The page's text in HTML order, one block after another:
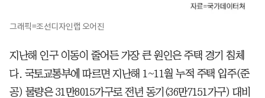
그래픽=조선디자인랩 오어진
지난해 인구 이동이 줄어든 가장 큰 원인은 주택 경기 침체
다. 국토교통부에 따르면 지난해 1~11월 누적 주택 입주(준
공) 물량은 31만8015가구로 전년 동기(36만7151가구) 대비